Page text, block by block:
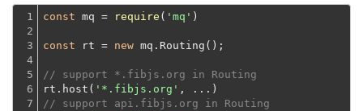
1
2
3
4
5
6
7
const mq = require ( 'mq' )
const rt = new mq.Routing();
// support *.fibjs.org in Routing
rt.host( '*.fibjs.org'
// support api.fibjs.org in Routing